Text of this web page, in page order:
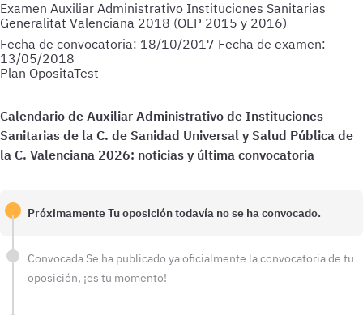
Examen Auxiliar Administrativo Instituciones Sanitarias
Generalitat Valenciana 2018 (OEP 2015 y 2016)
Fecha de convocatoria: 18/10/2017 Fecha de examen:
13/05/2018
Plan OpositaTest
PróximamenteTu oposición todavía no se ha convocado.
Convocada Se ha publicado ya oficialmente la convocatoria de tu
oposición, ¡es tu momento!